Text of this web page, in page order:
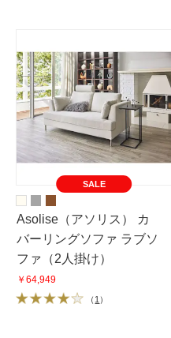
SALE
Asolise（アソリス） カ
バーリングソファ ラブソ
ファ（2人掛け）
￥64,949
（ 1 ）